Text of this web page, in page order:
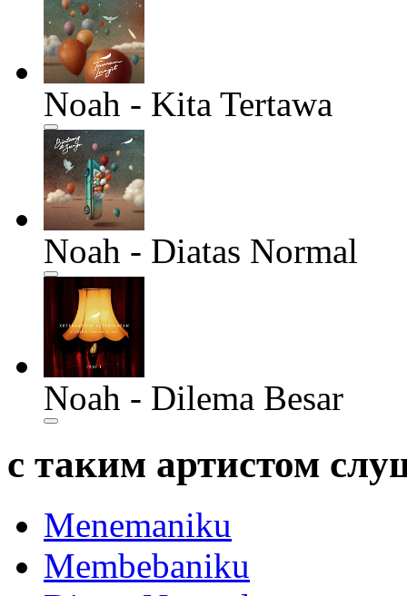
Noah - Kita Tertawa
Noah - Diatas Normal
Noah - Dilema Besar
с таким артистом
Menemaniku
Membebaniku